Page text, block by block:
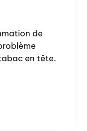
de
en tête.